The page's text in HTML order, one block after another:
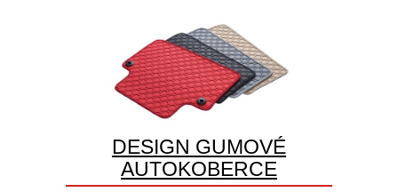
DESIGN GUMOVÉ
AUTOKOBERCE